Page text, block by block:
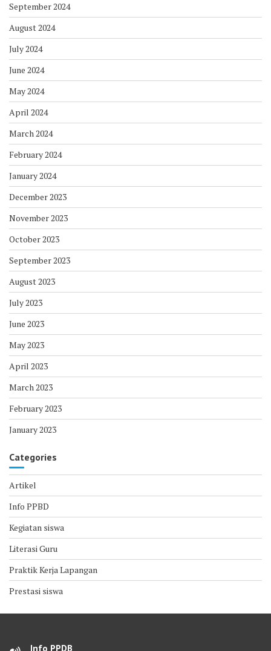
September 2024
August 2024
July 2024
June 2024
May 2024
April 2024
March 2024
February 2024
January 2024
December 2023
November 2023
October 2023
September 2023
August 2023
July 2023
June 2023
May 2023
April 2023
March 2023
February 2023
January 2023
Categories
Artikel
Info PPBD
Kegiatan siswa
Literasi Guru
Praktik Kerja Lapangan
Prestasi siswa
Info PPDB